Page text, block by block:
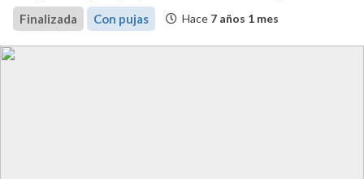
Finalizada Con pujas Hace 7 años 1 mes